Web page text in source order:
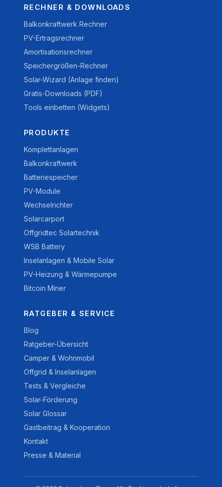
RECHNER & DOWNLOADS
Balkonkraftwerk Rechner
PV-Ertragsrechner
Amortisationsrechner
Speichergrößen-Rechner
Solar-Wizard (Anlage finden)
Gratis-Downloads (PDF)
Tools einbetten (Widgets)
PRODUKTE
Komplettanlagen
Balkonkraftwerk
Batteriespeicher
PV-Module
Wechselrichter
Solarcarport
Offgridtec Solartechnik
WSB Battery
Inselanlagen & Mobile Solar
PV-Heizung & Wärmepumpe
Bitcoin Miner
RATGEBER & SERVICE
Blog
Ratgeber-Übersicht
Camper & Wohnmobil
Offgrid & Inselanlagen
Tests & Vergleiche
Solar-Förderung
Solar Glossar
Gastbeitrag & Kooperation
Kontakt
Presse & Material